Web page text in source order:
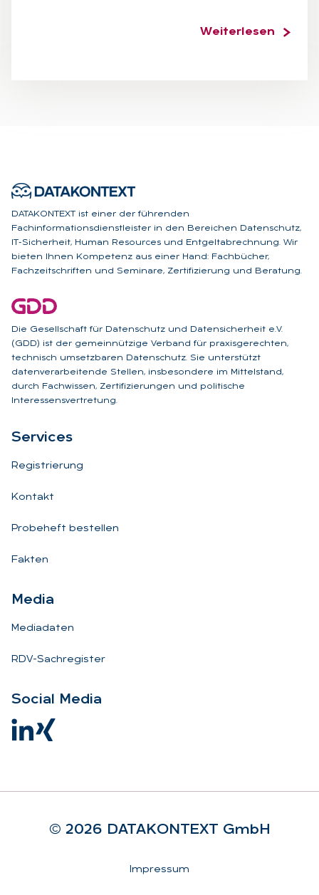
Weiterlesen
DATAKONTEXT ist einer der führenden
Fachinformationsdienstleister in den Bereichen Datenschutz,
IT-Sicherheit, Human Resources und Entgeltabrechnung. Wir
bieten Ihnen Kompetenz aus einer Hand: Fachbücher,
Fachzeitschriften und Seminare, Zertifizierung und Beratung.
Die Gesellschaft für Datenschutz und Datensicherheit e.V.
(GDD) ist der gemeinnützige Verband für praxisgerechten,
technisch umsetzbaren Datenschutz. Sie unterstützt
datenverarbeitende Stellen, insbesondere im Mittelstand,
durch Fachwissen, Zertifizierungen und politische
Interessensvertretung.
Ser­vices
Registrierung
Kontakt
Probeheft bestellen
Fakten
Me­dia
Mediadaten
RDV-Sachregister
So­ci­al Me­dia
© 2026 DA­TA­KON­TEXT GmbH
Impressum